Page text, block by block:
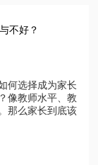
不好？
何选择成为家长
像教师水平、教
那么家长到底该